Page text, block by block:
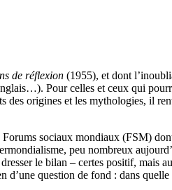
de réflexion (1955), et dont
Pour celles et ceux qui
origines et les mythologies, il
sociaux mondiaux (FSM)
peu nombreux
le bilan – certes positif, mais
d’une question de fond : dans